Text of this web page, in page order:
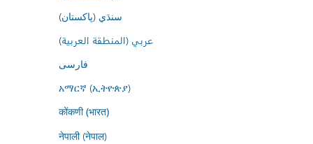
سنڌي (پاکستان)
عربي (المنطقة العربية)
فارسى
አማርኛ (ኢትዮጵያ)
कोंकणी (भारत)
नेपाली (नेपाल)